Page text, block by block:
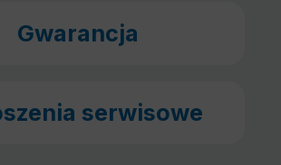
Gwarancja
serwisowe